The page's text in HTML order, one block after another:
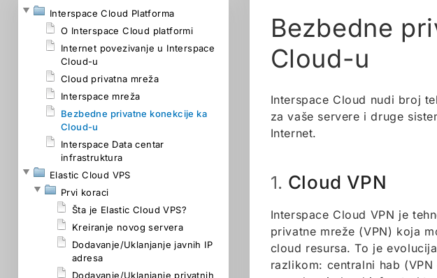
Interspace Cloud Platforma
O Interspace Cloud platformi
Internet povezivanje u Interspace
Cloud-u
Cloud privatna mreža
Interspace mreža
Bezbedne privatne konekcije ka
Cloud-u
Interspace Data centar
infrastruktura
Elastic Cloud VPS
Prvi koraci
Šta je Elastic Cloud VPS?
Kreiranje novog servera
Dodavanje/Uklanjanje javnih IP
adresa
Dodavanje/Uklanjanje privatnih
Bezbedne
Cloud-u
Interspace Cloud nudi broj
za vaše servere i druge
Internet.
1. Cloud VPN
Interspace Cloud VPN je
privatne mreže (VPN) koja
cloud resursa. To je
razlikom: centralni hab